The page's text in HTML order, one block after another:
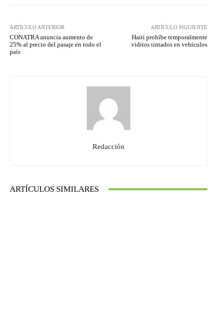
ARTÍCULO ANTERIOR
CONATRA anuncia aumento de
25% al precio del pasaje en todo el
país
ARTÍCULO SIGUIENTE
Haití prohíbe temporalmente
vidrios tintados en vehículos
Redacción
ARTÍCULOS SIMILARES